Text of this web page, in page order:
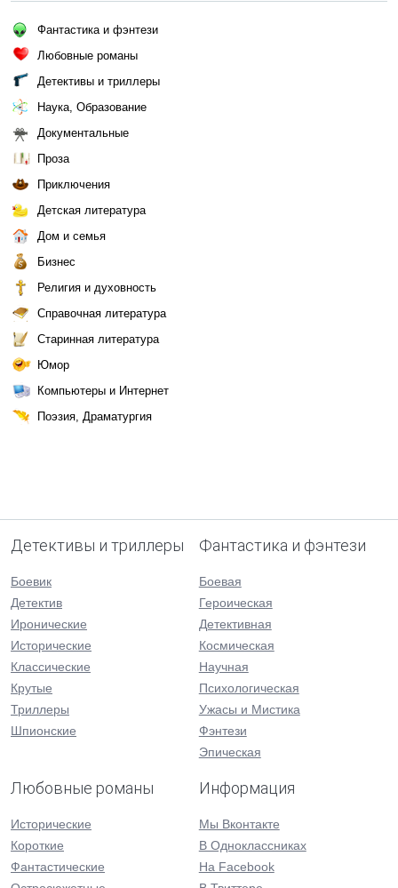
Фантастика и фэнтези
Любовные романы
Детективы и триллеры
Наука, Образование
Документальные
Проза
Приключения
Детская литература
Дом и семья
Бизнес
Религия и духовность
Справочная литература
Старинная литература
Юмор
Компьютеры и Интернет
Поэзия, Драматургия
Детективы и триллеры
Боевик
Детектив
Иронические
Исторические
Классические
Крутые
Триллеры
Шпионские
Фантастика и фэнтези
Боевая
Героическая
Детективная
Космическая
Научная
Психологическая
Ужасы и Мистика
Фэнтези
Эпическая
Любовные романы
Исторические
Короткие
Фантастические
Информация
Мы Вконтакте
В Одноклассниках
На Facebook